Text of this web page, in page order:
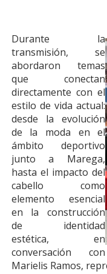
Durante la
transmisión, se
abordaron temas
que conectan
directamente con el
estilo de vida actual:
desde la evolución
de la moda en el
ámbito deportivo
junto a Marega,
hasta el impacto del
cabello como
elemento esencial
en la construcción
de identidad
estética, en
conversación con
Marielis Ramos,